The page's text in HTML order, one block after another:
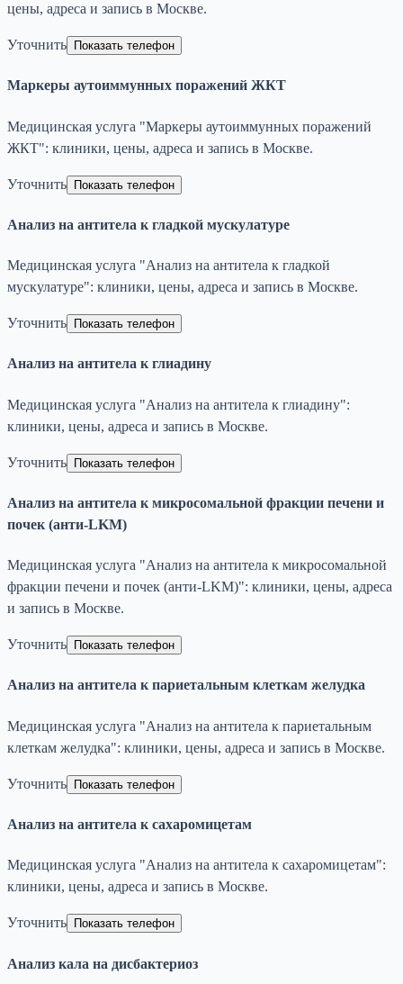
цены, адреса и запись в Москве.
Уточнить Показать телефон
Маркеры аутоиммунных поражений ЖКТ
Медицинская услуга "Маркеры аутоиммунных поражений
ЖКТ": клиники, цены, адреса и запись в Москве.
Уточнить Показать телефон
Анализ на антитела к гладкой мускулатуре
Медицинская услуга "Анализ на антитела к гладкой
мускулатуре": клиники, цены, адреса и запись в Москве.
Уточнить Показать телефон
Анализ на антитела к глиадину
Медицинская услуга "Анализ на антитела к глиадину":
клиники, цены, адреса и запись в Москве.
Уточнить Показать телефон
Анализ на антитела к микросомальной фракции печени и
почек (анти-LKM)
Медицинская услуга "Анализ на антитела к микросомальной
фракции печени и почек (анти-LKM)": клиники, цены, адреса
и запись в Москве.
Уточнить Показать телефон
Анализ на антитела к париетальным клеткам желудка
Медицинская услуга "Анализ на антитела к париетальным
клеткам желудка": клиники, цены, адреса и запись в Москве.
Уточнить Показать телефон
Анализ на антитела к сахаромицетам
Медицинская услуга "Анализ на антитела к сахаромицетам":
клиники, цены, адреса и запись в Москве.
Уточнить Показать телефон
Анализ кала на дисбактериоз